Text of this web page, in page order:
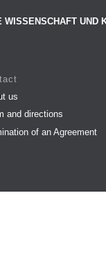
WISSENSCHAFT UND
us
and directions
of an Agreement